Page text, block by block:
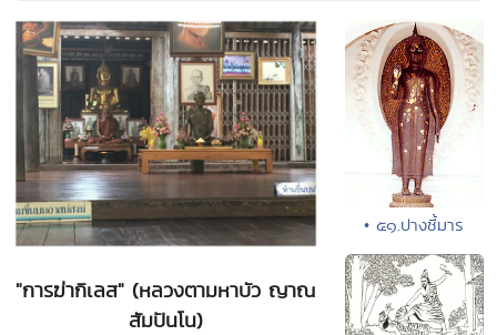
"การฆ่ากิเลส" (หลวงตามหาบัว ญาณ
สัมปันโน)
• ๕๑.ปางชี้มาร